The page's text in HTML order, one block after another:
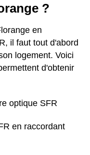
?
en
il faut tout d'abord
logement. Voici
d'obtenir
optique SFR
en raccordant